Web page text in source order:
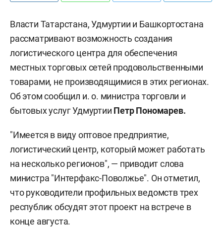
Власти Татарстана, Удмуртии и Башкортостана
рассматривают возможность создания
логистического центра для обеспечения
местных торговых сетей продовольственными
товарами, не производящимися в этих регионах.
Об этом сообщил и. о. министра торговли и
бытовых услуг Удмуртии Петр Пономарев.
"Имеется в виду оптовое предприятие,
логистический центр, который может работать
на несколько регионов", — приводит слова
министра "Интерфакс-Поволжье". Он отметил,
что руководители профильных ведомств трех
республик обсудят этот проект на встрече в
конце августа.